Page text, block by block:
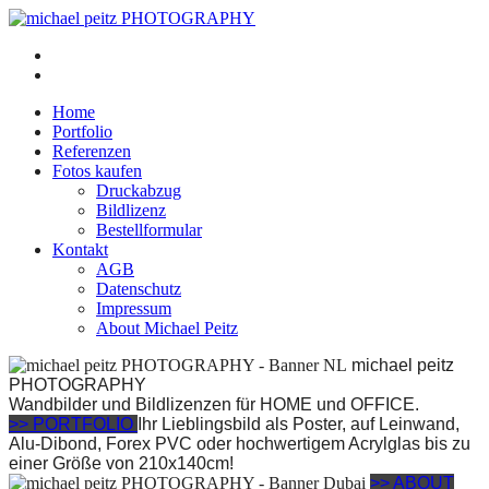
Home
Portfolio
Referenzen
Fotos kaufen
Druckabzug
Bildlizenz
Bestellformular
Kontakt
AGB
Datenschutz
Impressum
About Michael Peitz
michael peitz
PHOTOGRAPHY
Wandbilder und Bildlizenzen für HOME und OFFICE.
>> PORTFOLIO Ihr Lieblingsbild als Poster, auf Leinwand,
Alu-Dibond, Forex PVC oder hochwertigem Acrylglas bis zu
einer Größe von 210x140cm!
>> ABOUT